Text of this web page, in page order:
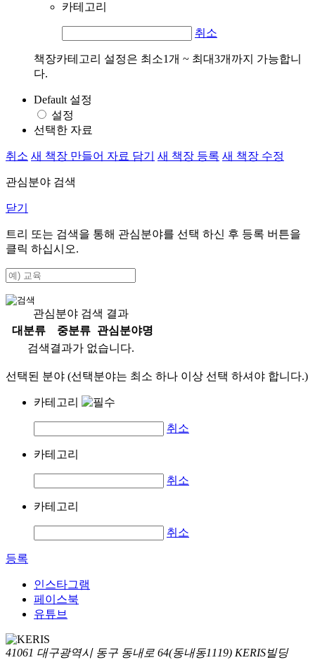
카테고리
취소
책장카테고리 설정은 최소1개 ~ 최대3개까지 가능합니
다.
Default 설정
설정
선택한 자료
취소 새 책장 만들어 자료 담기 새 책장 등록 새 책장 수정
관심분야 검색
닫기
트리 또는 검색을 통해 관심분야를 선택 하신 후 등록 버튼을
클릭 하십시오.
관심분야 검색 결과
대분류
중분류
관심분야명
검색결과가 없습니다.
선택된 분야 (선택분야는 최소 하나 이상 선택 하셔야 합니다.)
카테고리
취소
카테고리
취소
카테고리
취소
등록
인스타그램
페이스북
유튜브
41061 대구광역시 동구 동내로 64(동내동1119) KERIS빌딩